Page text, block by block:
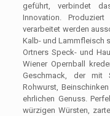
geführt, verbindet
Innovation.
verarbeitet werden
Kalb- und Lammfleisch
Ortners Speck- und
Wiener Opernball
Geschmack, der mit
Rohwurst,
ehrlichen Genuss.
würzigen Würsten,